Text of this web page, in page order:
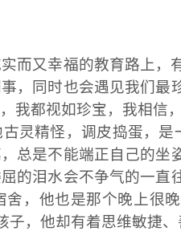
而又幸福的教育路上，
，
同时也会遇见我们最
我都视如珍宝，我相信
灵精怪，调皮捣蛋，是
， 总是不能端正自己的坐
的泪水会不争气的一直
舍，他也是那个晚上很
子，他却有着思维敏捷、